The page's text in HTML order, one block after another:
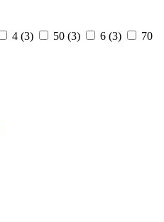
4 (3) 50 (3) 6 (3)
70